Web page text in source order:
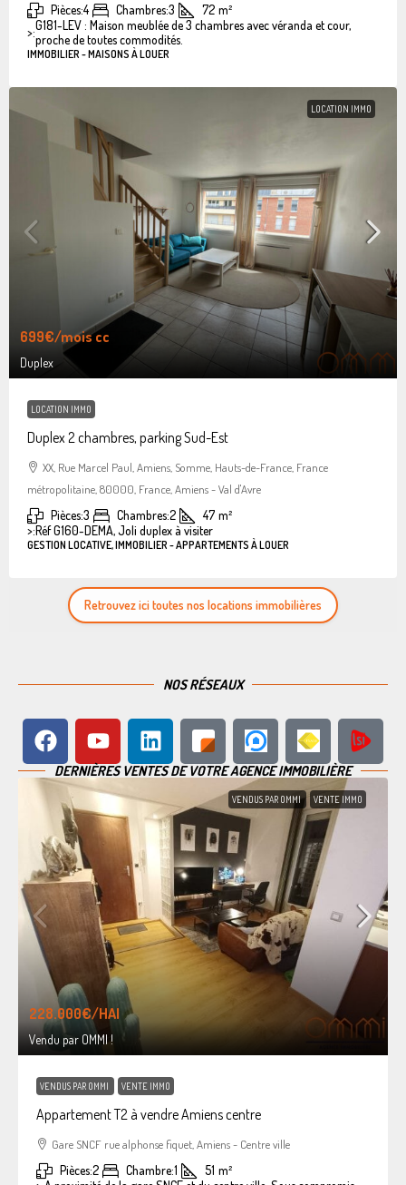
Pièces:4 Chambres:3 72 m²
>:G181-LEV : Maison meublée de 3 chambres avec véranda et cour,
proche de toutes commodités.
IMMOBILIER - MAISONS À LOUER
LOCATION IMMO
699€/mois cc
Duplex
LOCATION IMMO
Duplex 2 chambres, parking Sud-Est
XX, Rue Marcel Paul, Amiens, Somme, Hauts-de-France, France
métropolitaine, 80000, France, Amiens - Val d'Avre
Pièces:3 Chambres:2 47 m²
>:Réf G160-DEMA, Joli duplex à visiter
GESTION LOCATIVE, IMMOBILIER - APPARTEMENTS À LOUER
Retrouvez ici toutes nos locations immobilières
NOS RÉSEAUX
DERNIÈRES VENTES DE VOTRE AGENCE IMMOBILIÈRE
VENDUS PAR OMMI VENTE IMMO
228.000€/HAI
Vendu par OMMI !
VENDUS PAR OMMI VENTE IMMO
Appartement T2 à vendre Amiens centre
Gare SNCF rue alphonse fiquet, Amiens - Centre ville
Pièces:2 Chambre:1 51 m²